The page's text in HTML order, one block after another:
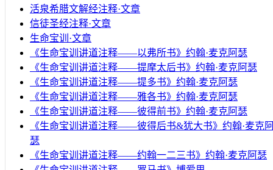
活泉希腊文解经注释·文章
信徒圣经注释·文章
生命宝训·文章
《生命宝训讲道注释——以弗所书》约翰·麦克阿瑟
《生命宝训讲道注释——提摩太后书》约翰·麦克阿瑟
《生命宝训讲道注释——提多书》约翰·麦克阿瑟
《生命宝训讲道注释——雅各书》约翰·麦克阿瑟
《生命宝训讲道注释——彼得前书》约翰·麦克阿瑟
《生命宝训讲道注释——彼得后书&犹大书》约翰·麦克
瑟
《生命宝训讲道注释——约翰一二三书》约翰·麦克阿瑟